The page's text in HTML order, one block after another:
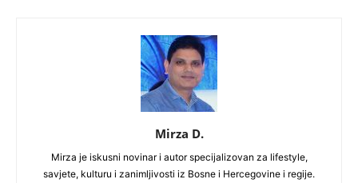
Mirza D.
Mirza je iskusni novinar i autor specijalizovan za lifestyle,
savjete, kulturu i zanimljivosti iz Bosne i Hercegovine i regije.